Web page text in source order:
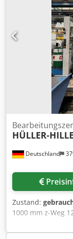
Deutschland
HÜLLER-HILLE
Zustand:
1000 mm z-Weg